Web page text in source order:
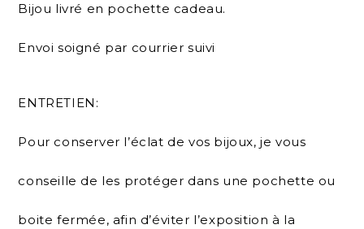
Bijou livré en pochette cadeau.
Envoi soigné par courrier suivi
ENTRETIEN:
Pour conserver l’éclat de vos bijoux, je vous
conseille de les protéger dans une pochette ou
boite fermée, afin d’éviter l’exposition à la